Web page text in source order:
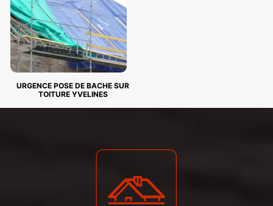
URGENCE POSE DE BACHE SUR
TOITURE YVELINES